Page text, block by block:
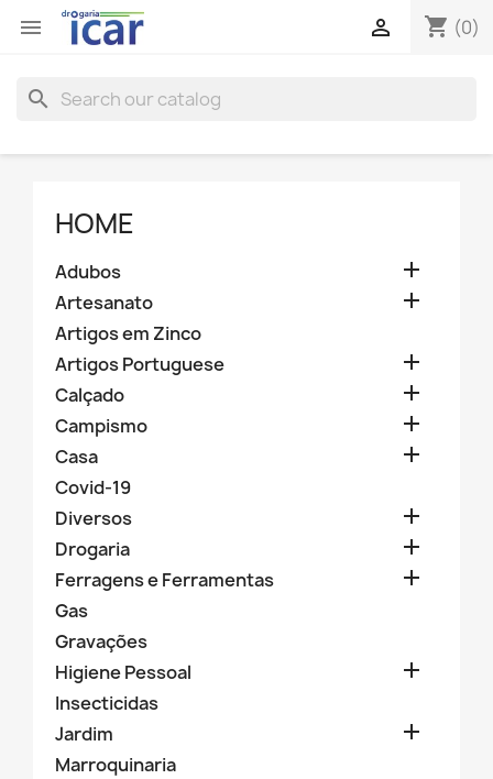
 shopping_cart (0)

search
HOME
Adubos 
Artesanato 
Artigos em Zinco
Artigos Portuguese

Calçado 
Campismo 
Casa 
Covid-19
Diversos

Drogaria 
Ferragens e Ferramentas 
Gas
Gravações
Higiene Pessoal

Insecticidas
Jardim

Marroquinaria